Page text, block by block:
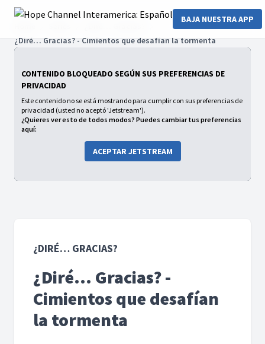
BAJA NUESTRA APP
¿Diré… Gracias? - Cimientos que desafían la tormenta
CONTENIDO BLOQUEADO SEGÚN SUS PREFERENCIAS DE
PRIVACIDAD
Este contenido no se está mostrando para cumplir con sus preferencias de
privacidad (usted no aceptó 'Jetstream').
¿Quieres ver esto de todos modos? Puedes cambiar tus preferencias
aquí:
ACEPTAR JETSTREAM
¿DIRÉ… GRACIAS?
¿Diré… Gracias? -
Cimientos que desafían
la tormenta